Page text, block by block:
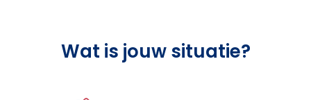
Wat is jouw situatie?